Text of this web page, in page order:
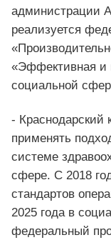
администрации
реализуется
«Эффективная и
социальной
- Краснодарский
применять
системе
сфере. С 2018
стандартов
2025 года в
федеральный